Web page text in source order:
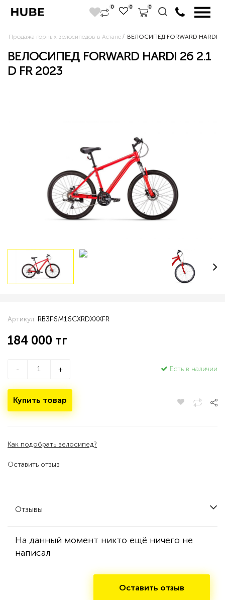
0 0 0
Продажа горных велосипедов в Астане ВЕЛОСИПЕД FORWARD HARDI
ВЕЛОСИПЕД FORWARD HARDI 26 2.1
D FR 2023
Оставить отзыв
Артикул: RB3F6M16CXRDXXXFR
184 000 тг
- + Есть в наличии
Купить товар
Как подобрать велосипед?
Отзывы
На данный момент никто ещё ничего не
написал
Оставить отзыв